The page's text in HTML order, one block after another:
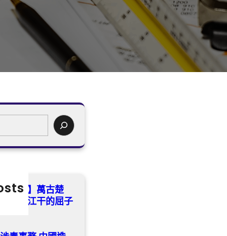
小潔】萬古楚
汨羅江干的屈子